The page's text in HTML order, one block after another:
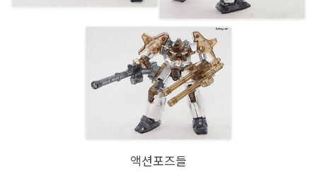
액션포즈들